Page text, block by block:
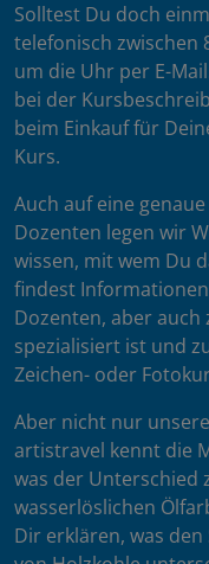
Solltest Du doch
telefonisch zwischen
um die Uhr per E-
bei der
beim Einkauf für
Kurs.
Auch auf eine
Dozenten legen wir
wissen, mit wem Du
findest
Dozenten, aber auch
spezialisiert ist und
Zeichen- oder
Aber nicht nur
artistravel kennt die
was der Unterschied
wasserlöslichen
Dir erklären, was